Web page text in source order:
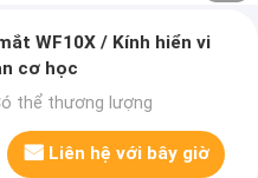
WF10X / Kính hiển vi
cơ học
thể thương lượng
Liên hệ với bây giờ